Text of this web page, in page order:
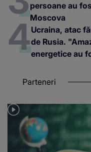
persoane au
Moscova
Ucraina, atac
de Rusia.
energetice au
Parteneri